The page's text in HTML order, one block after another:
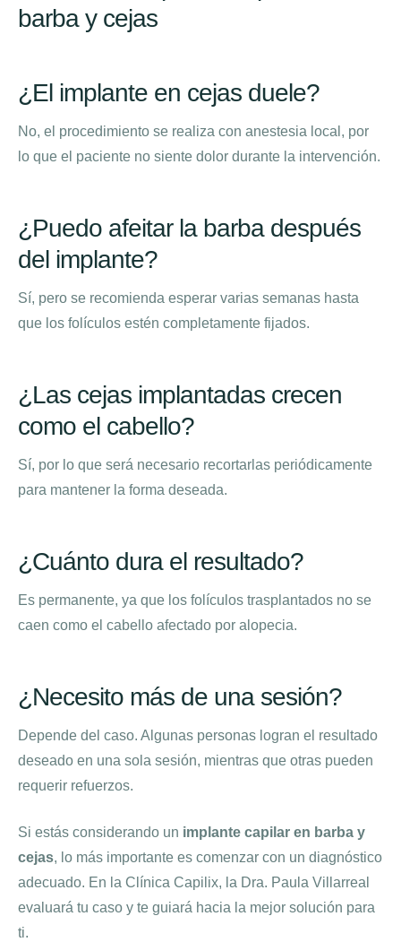
barba y cejas
¿El implante en cejas duele?
No, el procedimiento se realiza con anestesia local, por
lo que el paciente no siente dolor durante la intervención.
¿Puedo afeitar la barba después
del implante?
Sí, pero se recomienda esperar varias semanas hasta
que los folículos estén completamente fijados.
¿Las cejas implantadas crecen
como el cabello?
Sí, por lo que será necesario recortarlas periódicamente
para mantener la forma deseada.
¿Cuánto dura el resultado?
Es permanente, ya que los folículos trasplantados no se
caen como el cabello afectado por alopecia.
¿Necesito más de una sesión?
Depende del caso. Algunas personas logran el resultado
deseado en una sola sesión, mientras que otras pueden
requerir refuerzos.
Si estás considerando un implante capilar en barba y
cejas, lo más importante es comenzar con un diagnóstico
adecuado. En la Clínica Capilix, la Dra. Paula Villarreal
evaluará tu caso y te guiará hacia la mejor solución para
ti.